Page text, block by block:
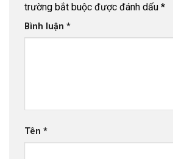
trường bắt buộc được đánh dấu *
Bình luận *
Tên *